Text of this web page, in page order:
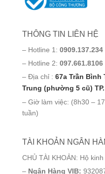
THÔNG TIN LIÊN HỆ
– Hotline 1: 0909.137.234
– Hotline 2: 097.661.8106
– Địa chỉ : 67a Trần
Trung (phường 5 cũ) TP.
– Giờ làm việc: (8h30 –
tuần)
TÀI KHOẢN NGÂN
CHỦ TÀI KHOẢN: Hộ
– Ngân Hàng VIB: